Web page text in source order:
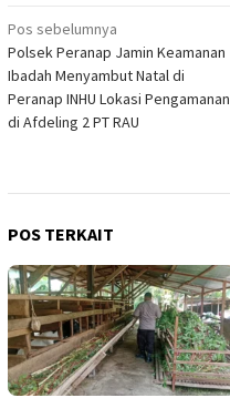
Navigasi
pos
Pos sebelumnya
Polsek Peranap Jamin Keamanan
Ibadah Menyambut Natal di
Peranap INHU Lokasi Pengamanan
di Afdeling 2 PT RAU
POS TERKAIT